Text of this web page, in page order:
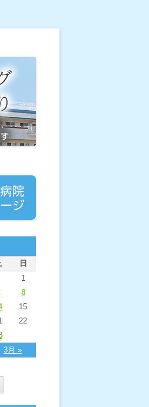
日
3月 »
1
8
15
22